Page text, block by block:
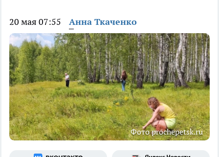
20 мая 07:55 Анна Ткаченко
Фото prochepetsk.ru